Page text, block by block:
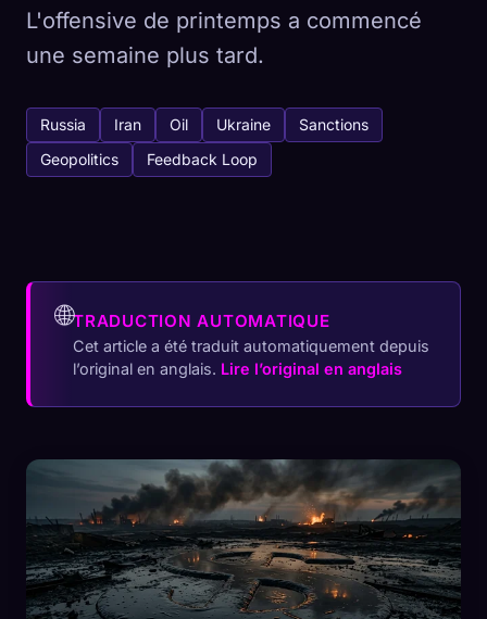
L'offensive de printemps a commencé
une semaine plus tard.
Russia Iran Oil Ukraine
Sanctions
Geopolitics
Feedback Loop
🌐TRADUCTION AUTOMATIQUE
Cet article a été traduit automatiquement depuis
l’original en anglais. Lire l’original en anglais